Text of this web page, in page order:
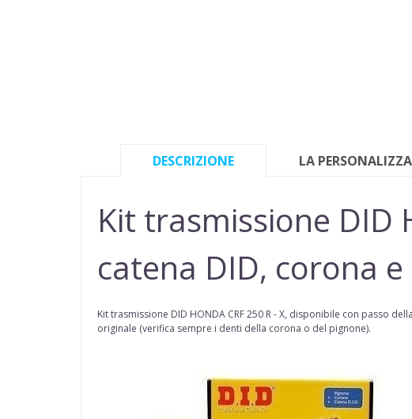
DESCRIZIONE LA
Kit trasmissione DID
catena DID, corona
Kit trasmissione DID HONDA CRF 250 R - X, disponibile con passo della
originale (verifica sempre i denti della corona o del pignone).